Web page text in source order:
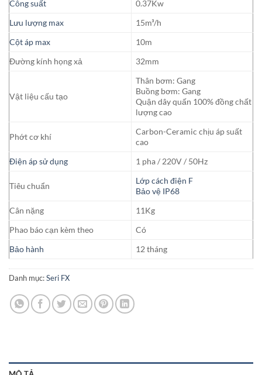
Công suất
0.37Kw
Lưu lượng max
15m³/h
Cột áp max
10m
Đường kính họng xả
32mm
Vật liệu cấu tạo
Thân bơm: Gang
Buồng bơm: Gang
Quận dây quấn 100% đồng chất
lượng cao
Phớt cơ khí
Carbon-Ceramic chịu áp suất
cao
Điện áp sử dụng
1 pha / 220V / 50Hz
Tiêu chuẩn
Lớp cách điện F
Bảo vệ IP68
Cân nặng
11Kg
Phao báo cạn kèm theo
Có
Bảo hành
12 tháng
Danh mục:Seri FX